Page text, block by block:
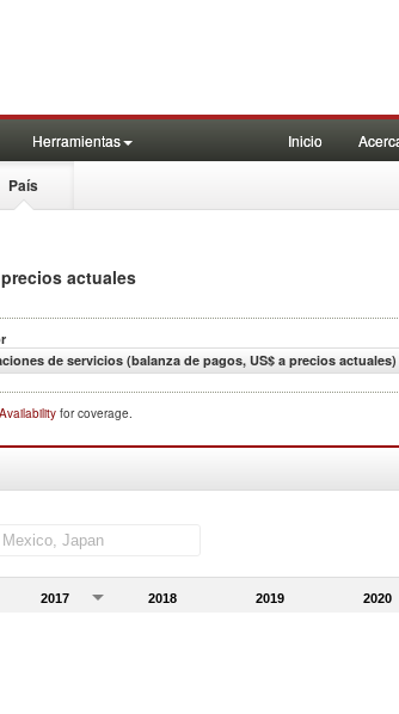
Herramientas Inicio
País
actuales
de servicios (balanza de pagos, US$ a precios actuales)
for coverage.
2017 2018 2019 2020